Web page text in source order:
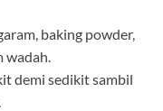
baking powder,
wadah.
demi sedikit sambil